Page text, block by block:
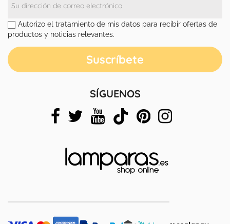
Autorizo el tratamiento de mis datos para recibir ofertas de
productos y noticias relevantes.
SÍGUENOS